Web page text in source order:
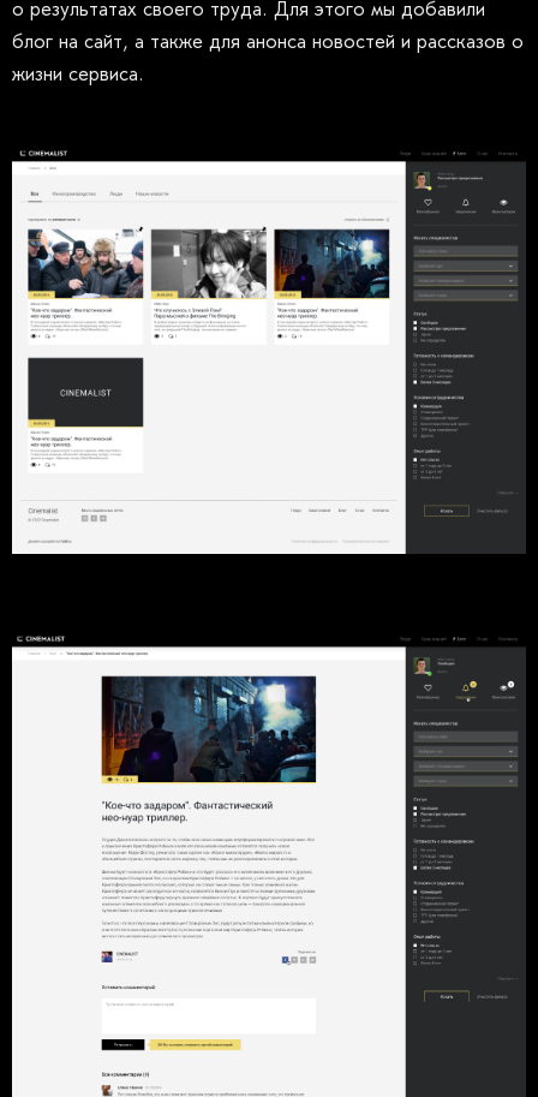
о результатах своего труда. Для этого мы добавили
блог на сайт, а также для анонса новостей и рассказов о
жизни сервиса.